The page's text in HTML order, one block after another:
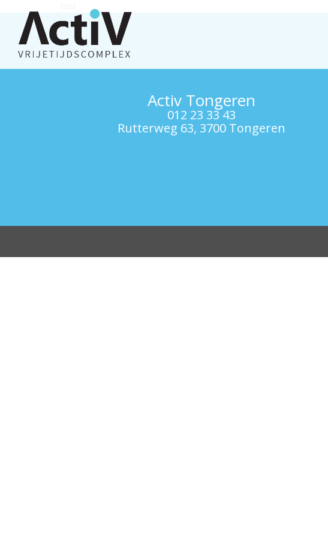
Activ Tongeren
012 23 33 43
Rutterweg 63, 3700 Tongeren